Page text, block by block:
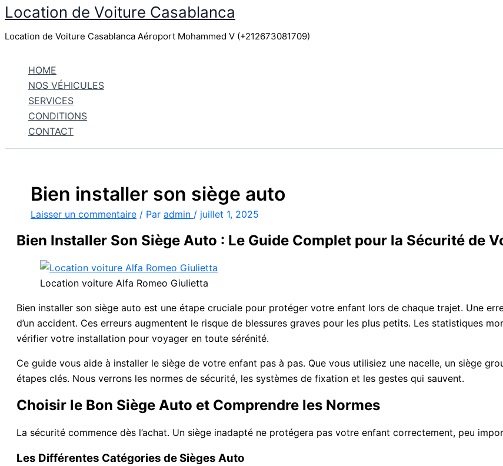
Aller
contenu
Location de Voiture Casablanca
Location de Voiture Casablanca Aéroport Mohammed V (+212673081709)
HOME
NOS VÉHICULES
SERVICES
CONDITIONS
CONTACT
Bien installer son siège auto
Laisser un commentaire / Par admin / juillet 1, 2025
Bien Installer Son Siège Auto : Le Guide Complet pour la Sécurité de
Location voiture Alfa Romeo Giulietta
Bien installer son siège auto est une étape cruciale pour protéger votre enfant lors de chaque trajet. Une
d’un accident. Ces erreurs augmentent le risque de blessures graves pour les plus petits. Les statistiques
vérifier votre installation pour voyager en toute sérénité.
Ce guide vous aide à installer le siège de votre enfant pas à pas. Que vous utilisiez une nacelle, un siège
étapes clés. Nous verrons les normes de sécurité, les systèmes de fixation et les gestes qui sauvent.
Choisir le Bon Siège Auto et Comprendre les Normes
La sécurité commence dès l’achat. Un siège inadapté ne protégera pas votre enfant correctement, peu
Les Différentes Catégories de Sièges Auto